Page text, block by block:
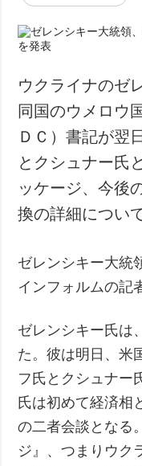
ウクライナのゼ
同国のウメロウ
ＤＣ）書記が翌
とクシュナー氏
ッケージ、今後
換の詳細につい
ゼレンシキー大統
インフォルムの記
ゼレンシキー氏は
た。彼は明日、米
フ氏とクシュナー
氏は初めて経済相
の二者会談となる
ジ』、つまりウク